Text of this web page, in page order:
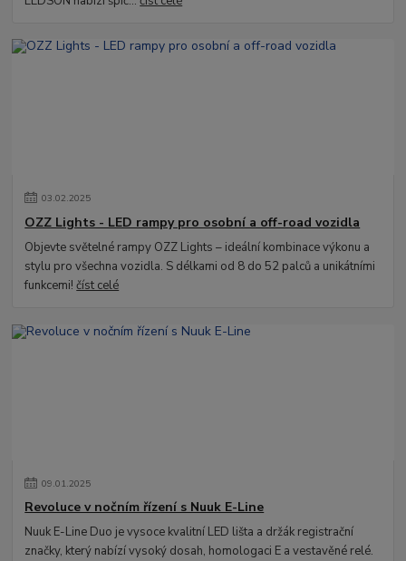
03.02.2025
OZZ Lights - LED rampy pro osobní a off-road vozidla
Objevte světelné rampy OZZ Lights – ideální kombinace výkonu a
stylu pro všechna vozidla. S délkami od 8 do 52 palců a unikátními
funkcemi!číst celé
09.01.2025
Revoluce v nočním řízení s Nuuk E-Line
Nuuk E-Line Duo je vysoce kvalitní LED lišta a držák registrační
značky, který nabízí vysoký dosah, homologaci E a vestavěné relé.